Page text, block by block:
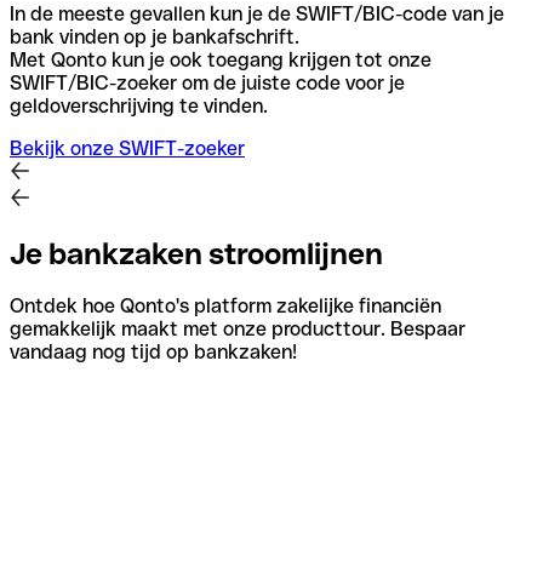
In de meeste gevallen kun je de SWIFT/BIC-code van je
bank vinden op je bankafschrift.
Met Qonto kun je ook toegang krijgen tot onze
SWIFT/BIC-zoeker om de juiste code voor je
geldoverschrijving te vinden.
Bekijk onze SWIFT-zoeker
Je bankzaken stroomlijnen
Ontdek hoe Qonto's platform zakelijke financiën
gemakkelijk maakt met onze producttour. Bespaar
vandaag nog tijd op bankzaken!